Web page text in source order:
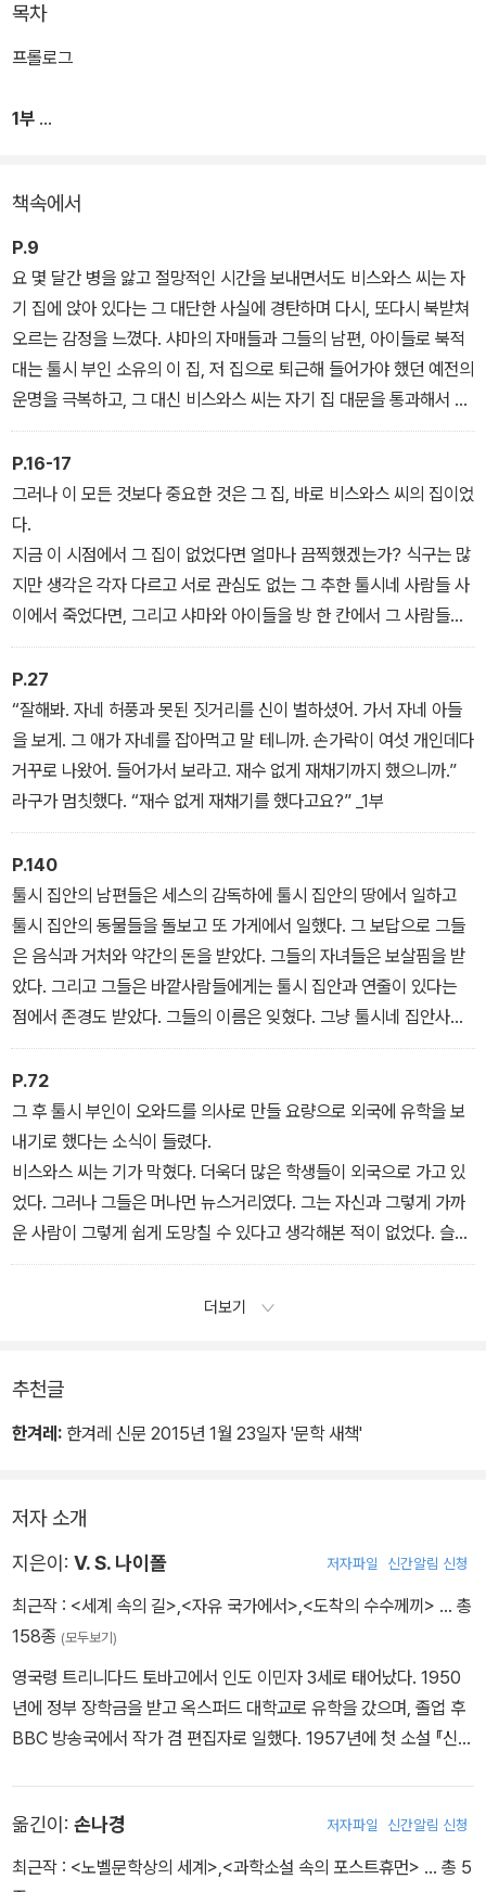
그의 네번째 소설인 <비스와스 씨를 위한 집>은 실제 사건을 극화하
을 살았던 자신의 아버지에 대한 오마주이자 자신의 어린 시절에 대
0대 소설에 꼽힐 만큼 문학적으로도 인정받은 작품이다.
모든 가능성이 막힌 환경과 꿈 사이의 괴리로 세상을 냉소하는 젊은
이, 험난한 세상에서 오로지 내 집 장만과 가족 부양을 위해 살아가는
가장이자 조금은 부끄러울 만큼 교양 없고 능력 없고 지질하기도 한
아버지의 모습에서 이 땅의 우리 모습을 떠올리지 않을 수 있을까?
하지만 이러한 진지한 주제에도 이 작품은 무겁지 않다.
목차
프롤로그
1부
책속에서
P.9
요 몇 달간 병을 앓고 절망적인 시간을 보내면서도 비스와스 씨는 자
기 집에 앉아 있다는 그 대단한 사실에 경탄하며 다시, 또다시 북받쳐
오르는 감정을 느꼈다. 샤마의 자매들과 그들의 남편, 아이들로 북적
대는 툴시 부인 소유의 이 집, 저 집으로 퇴근해 들어가야 했던 예전의
운명을 극복하고, 그 대신 비스와스 씨는 자기 집 대문을 통과해서 들
어가고, 원하는 사람만 들어오게 하며, 매일 밤이면 문과 창문을 걸어
잠그고 오직 자기 집안 식구들이 떠드는 소리 외에는 들을 일 없이 마
음대로 이 방 저 방 그리고 마당 사이를 돌아다녔다. 어릴 때 비스와스
P.16-17
그러나 이 모든 것보다 중요한 것은 그 집, 바로 비스와스 씨의 집이었
다.
지금 이 시점에서 그 집이 없었다면 얼마나 끔찍했겠는가? 식구는 많
지만 생각은 각자 다르고 서로 관심도 없는 그 추한 툴시네 사람들 사
이에서 죽었다면, 그리고 샤마와 아이들을 방 한 칸에서 그 사람들에
게 둘러싸여 살도록 남겨두었다면 말이다. 더 심하게는, 땅 한 뙈기 자
기 것이라고 말하지 못하게 되었다면, 그리하여 쓸모없고, 지낼 곳도
없이 태어났던 이전의 사람처럼 살다가 죽었다면 말이다. _프롤로그
P.27
“잘해봐. 자네 허풍과 못된 짓거리를 신이 벌하셨어. 가서 자네 아들
을 보게. 그 애가 자네를 잡아먹고 말 테니까. 손가락이 여섯 개인데다
거꾸로 나왔어. 들어가서 보라고. 재수 없게 재채기까지 했으니까.”
라구가 멈칫했다. “재수 없게 재채기를 했다고요?” _1부
P.140
툴시 집안의 남편들은 세스의 감독하에 툴시 집안의 땅에서 일하고
툴시 집안의 동물들을 돌보고 또 가게에서 일했다. 그 보답으로 그들
은 음식과 거처와 약간의 돈을 받았다. 그들의 자녀들은 보살핌을 받
았다. 그리고 그들은 바깥사람들에게는 툴시 집안과 연줄이 있다는
점에서 존경도 받았다. 그들의 이름은 잊혔다. 그냥 툴시네 집안사람
이 되었다. _1부
P.72
그 후 툴시 부인이 오와드를 의사로 만들 요량으로 외국에 유학을 보
내기로 했다는 소식이 들렸다.
비스와스 씨는 기가 막혔다. 더욱더 많은 학생들이 외국으로 가고 있
었다. 그러나 그들은 머나먼 뉴스거리였다. 그는 자신과 그렇게 가까
운 사람이 그렇게 쉽게 도망칠 수 있다고 생각해본 적이 없었다. 슬픔
과 질투를 숨겨가며 그는 열성적으로 축하해주었고 선로(船路)에 대
더보기
추천글
한겨레: 한겨레 신문 2015년 1월 23일자 '문학 새책'
저자 소개
지은이: V. S. 나이폴 저자파일 신간알림 신청
최근작 : <세계 속의 길> <자유 국가에서> <도착의 수수께끼> … 총
158종 (모두보기)
영국령 트리니다드 토바고에서 인도 이민자 3세로 태어났다. 1950
년에 정부 장학금을 받고 옥스퍼드 대학교로 유학을 갔으며, 졸업 후
BBC 방송국에서 작가 겸 편집자로 일했다. 1957년에 첫 소설 『신비
에드워드 사이드 등의 지식인들에게 식민지 역사와 제3세계의 현실
을 외면한다는 비판도 받았다. 식민지 출신 작가에게 기대되는 지배
옮긴이: 손나경 저자파일 신간알림 신청
최근작 : <노벨문학상의 세계> <과학소설 속의 포스트휴먼> … 총 5